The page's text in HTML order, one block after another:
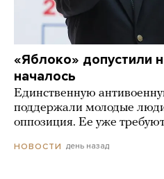
«Яблоко» допустили
началось
Единственную
поддержали молодые
оппозиция. Ее уже
НОВОСТИ день назад